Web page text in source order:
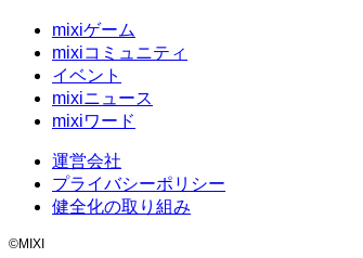
mixiゲーム
mixiコミュニティ
イベント
mixiニュース
mixiワード
運営会社
プライバシーポリシー
健全化の取り組み
©MIXI